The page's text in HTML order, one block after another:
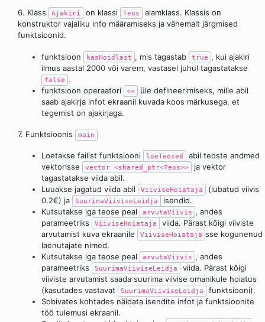
6. Klass Ajakiri on klassi Teos
alamklass. Klassis on
konstruktor vajaliku info määramiseks ja vähemalt järgmised
funktsioonid.
funktsioon kasHoidlast , mis tagastab true , kui ajakiri
ilmus aastal 2000 või varem, vastasel juhul tagastatakse
false .
funktsioon operaatori
<<
üle defineerimiseks, mille abil
saab ajakirja infot ekraanil kuvada koos märkusega, et
tegemist on ajakirjaga.
7. Funktsioonis main
Loetakse failist funktsiooni loeTeosed
abil teoste andmed
vektorisse
vector <shared_ptr<Teos>>
ja vektor
tagastatakse viida abil.
Luuakse jagatud viida abil
ViiviseHoiataja
(lubatud viivis
0.2€) ja
SuurimaViiviseLeidja
isendid.
Kutsutakse iga teose peal
arvutaViivis , andes
parameetriks
ViiviseHoiataja
viida. Pärast kõigi viiviste
arvutamist kuva ekraanile
ViiviseHoiataja sse kogunenud
laenutajate nimed.
Kutsutakse iga teose peal
arvutaViivis , andes
parameetriks
SuurimaViiviseLeidja
viida. Pärast kõigi
viiviste arvutamist saada suurima viivise omanikule hoiatus
(kasutades vastavat
SuurimaViiviseLeidja
funktsiooni).
Sobivates kohtades näidata isendite infot ja funktsioonite
töö tulemusi ekraanil.